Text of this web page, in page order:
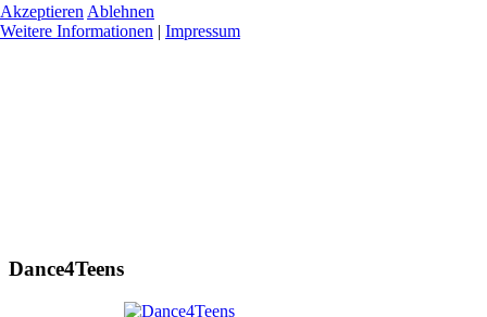
Dance4Teens
Akzeptieren Ablehnen
Weitere Informationen | Impressum